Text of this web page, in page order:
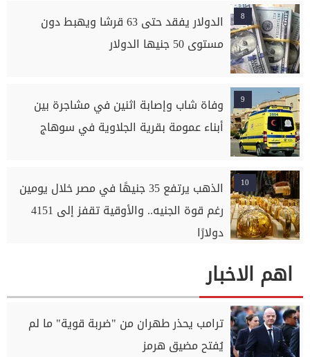
8
الدولار يفقد حتى 63 قرشا ويهبط دون
مستوى 50 جنيها الدولار
9
وفاة شاب وإصابة اثنين في مشاجرة بين
أبناء عمومة بقرية الجلاوية في سوهاج
10
الذهب يرتفع 35 جنيهًا في مصر خلال يومين
رغم قوة الجنيه.. والأوقية تقفز إلى 4151
دولارًا
اهم الاخبار
ترامب يحذر طهران من "ضربة قوية" ما لم
يُفتح مضيق هرمز